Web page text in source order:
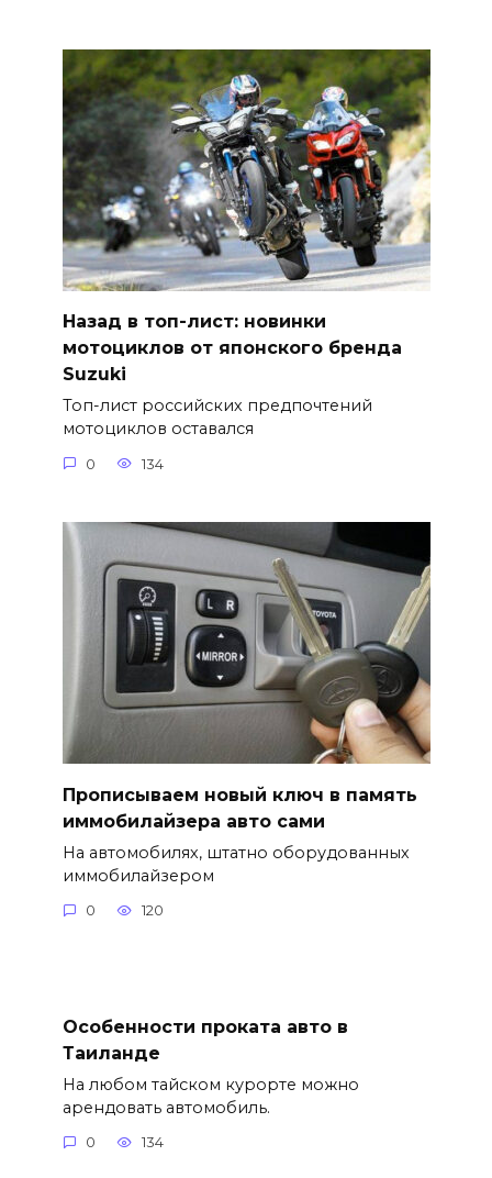
Назад в топ-лист: новинки
мотоциклов от японского бренда
Suzuki
Топ-лист российских предпочтений
мотоциклов оставался
0 134
Прописываем новый ключ в память
иммобилайзера авто сами
На автомобилях, штатно оборудованных
иммобилайзером
0 120
Особенности проката авто в
Таиланде
На любом тайском курорте можно
арендовать автомобиль.
0 134